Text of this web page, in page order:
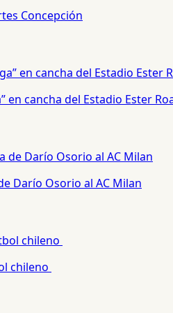
Concepción
en cancha del Estadio Ester
Darío Osorio al AC Milan
chileno